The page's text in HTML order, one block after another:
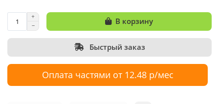
В корзину
Быстрый заказ
Оплата частями от 12.48 р/мес